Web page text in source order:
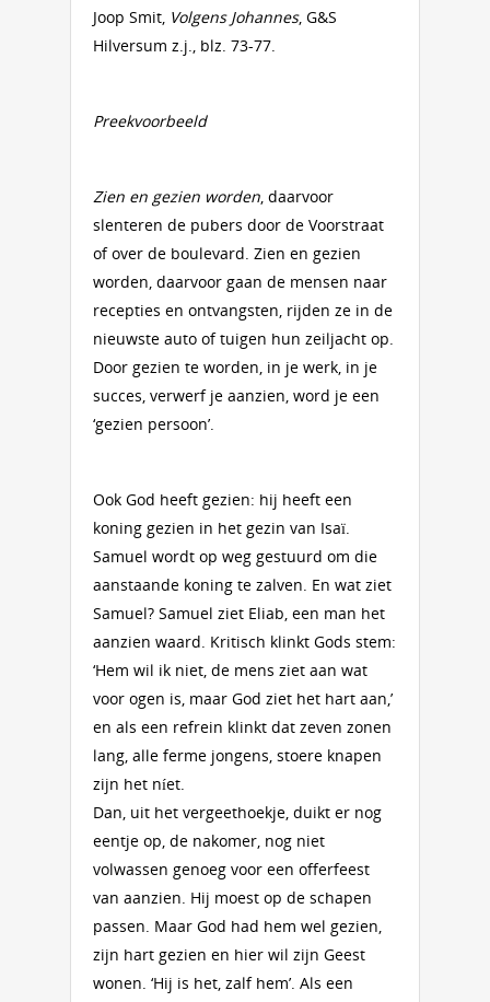
Joop Smit, Volgens Johannes, G&S
Hilversum z.j., blz. 73-77.
Preekvoorbeeld
Zien en gezien worden, daarvoor
slenteren de pubers door de Voorstraat
of over de boulevard. Zien en gezien
worden, daarvoor gaan de mensen naar
recepties en ontvangsten, rijden ze in de
nieuwste auto of tuigen hun zeiljacht op.
Door gezien te worden, in je werk, in je
succes, verwerf je aanzien, word je een
‘gezien persoon’.
Ook God heeft gezien: hij heeft een
koning gezien in het gezin van Isaï.
Samuel wordt op weg gestuurd om die
aanstaande koning te zalven. En wat ziet
Samuel? Samuel ziet Eliab, een man het
aanzien waard. Kritisch klinkt Gods stem:
‘Hem wil ik niet, de mens ziet aan wat
voor ogen is, maar God ziet het hart aan,’
en als een refrein klinkt dat zeven zonen
lang, alle ferme jongens, stoere knapen
zijn het níet.
Dan, uit het vergeethoekje, duikt er nog
eentje op, de nakomer, nog niet
volwassen genoeg voor een offerfeest
van aanzien. Hij moest op de schapen
passen. Maar God had hem wel gezien,
zijn hart gezien en hier wil zijn Geest
wonen. ‘Hij is het, zalf hem’. Als een